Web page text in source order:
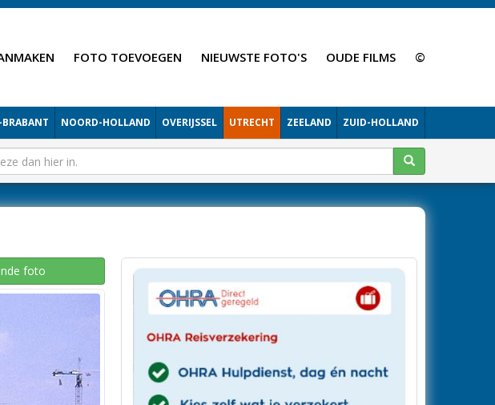
FOTO TOEVOEGEN NIEUWSTE FOTO'S OUDE FILMS ©
NOORD-HOLLAND OVERIJSSEL UTRECHT ZEELAND ZUID-HOLLAND
foto